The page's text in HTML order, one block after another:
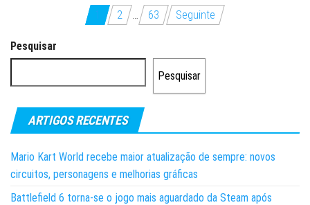
Paginação
dos
conteúdos
1 2 63 Seguinte
Pesquisar
Pesquisar
ARTIGOS RECENTES
Mario Kart World recebe maior atualização de sempre: novos
circuitos, personagens e melhorias gráficas
Battlefield 6 torna-se o jogo mais aguardado da Steam após